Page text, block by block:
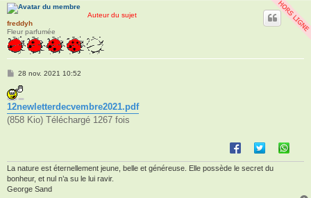
Auteur du sujet
freddyh
Fleur parfumée
M
s
s
a
g
e
28 nov. 2021 10:52
12newletterdecvembre2021.pdf
(858 Kio) Téléchargé 1267 fois
La nature est éternellement jeune, belle et généreuse. Elle possède le secret du
bonheur, et nul n’a su le lui ravir.
George Sand